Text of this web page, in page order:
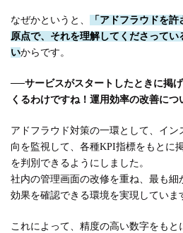
なぜかというと、
「アドフラウドを
原点で、それを理解してくださって
いからです。
──サービスがスタートしたときに掲
くるわけですね！運用効率の改善につ
アドフラウド対策の一環として、イ
向を監視して、各種KPI指標をもとに
を判別できるようにしました。
社内の管理画面の改修を重ね、最も
効果を確認できる環境を実現していま
これによって、精度の高い数字をも